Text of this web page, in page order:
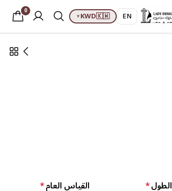
EN
🇰🇼
KWD
▾
0
الطول* القياس العام*